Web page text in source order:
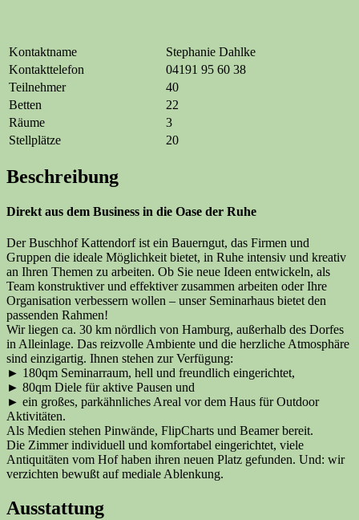
Kontaktname
Stephanie Dahlke
Kontakttelefon
04191 95 60 38
Teilnehmer
40
Betten
22
Räume
3
Stellplätze
20
Beschreibung
Direkt aus dem Business in die Oase der Ruhe
Der Buschhof Kattendorf ist ein Bauerngut, das Firmen und
Gruppen die ideale Möglichkeit bietet, in Ruhe intensiv und kreativ
an Ihren Themen zu arbeiten. Ob Sie neue Ideen entwickeln, als
Team konstruktiver und effektiver zusammen arbeiten oder Ihre
Organisation verbessern wollen – unser Seminarhaus bietet den
passenden Rahmen!
Wir liegen ca. 30 km nördlich von Hamburg, außerhalb des Dorfes
in Alleinlage. Das reizvolle Ambiente und die herzliche Atmosphäre
sind einzigartig. Ihnen stehen zur Verfügung:
► 180qm Seminarraum, hell und freundlich eingerichtet,
► 80qm Diele für aktive Pausen und
► ein großes, parkähnliches Areal vor dem Haus für Outdoor
Aktivitäten.
Als Medien stehen Pinwände, FlipCharts und Beamer bereit.
Die Zimmer individuell und komfortabel eingerichtet, viele
Antiquitäten vom Hof haben ihren neuen Platz gefunden. Und: wir
verzichten bewußt auf mediale Ablenkung.
Ausstattung